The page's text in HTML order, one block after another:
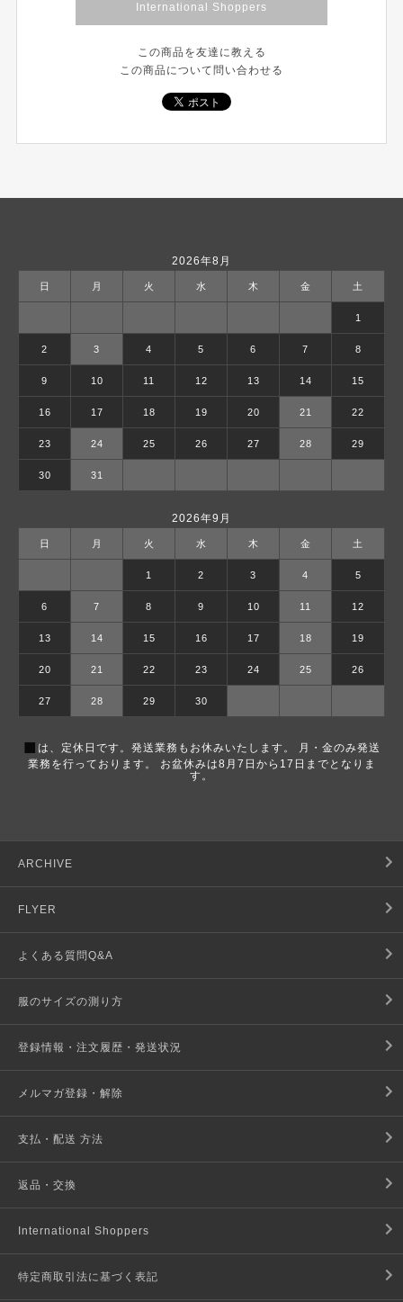
International Shoppers
この商品を友達に教える
この商品について問い合わせる
2026年8月
日 月 火 水 木 金 土
1
2 3 4 5 6 7 8
9 10 11 12 13 14 15
16 17 18 19 20 21 22
23 24 25 26 27 28 29
30 31
2026年9月
日 月 火 水 木 金 土
1 2 3 4 5
6 7 8 9 10 11 12
13 14 15 16 17 18 19
20 21 22 23 24 25 26
27 28 29 30
■ は、定休日です。発送業務もお休みいたします。 月・金のみ発送
業務を行っております。 お盆休みは8月7日から17日までとなりま
す。
ARCHIVE
FLYER
よくある質問Q&A
服のサイズの測り方
登録情報・注文履歴・発送状況
メルマガ登録・解除
支払・配送 方法
返品・交換
International Shoppers
特定商取引法に基づく表記